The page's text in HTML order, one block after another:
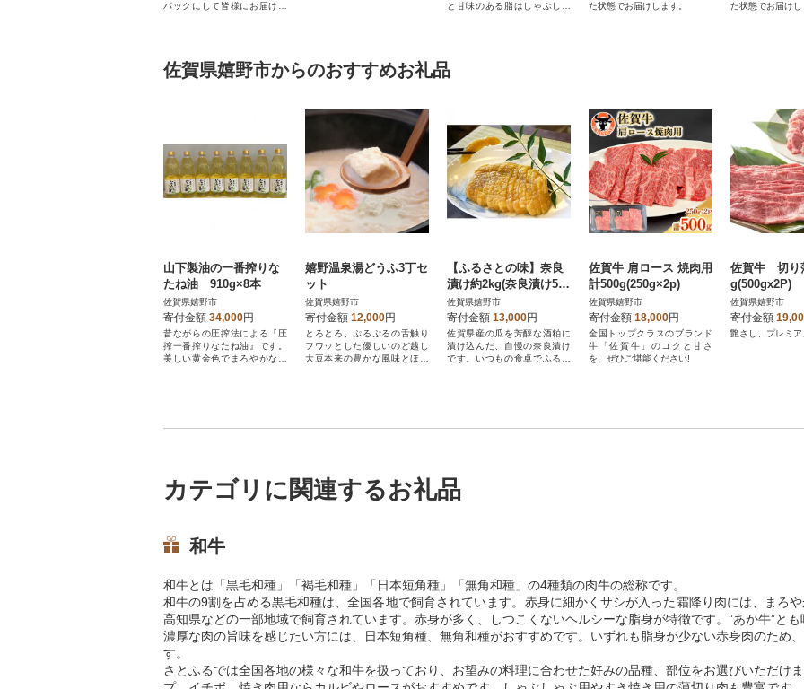
パックにして皆様にお届け致
と甘味のある脂はしゃぶしゃ
た状態でお届けします。
た状態でお届けし
佐賀県嬉野市からのおすすめお礼品
山下製油の一番搾りな
たね油 910g×8本
佐賀県嬉野市
寄付金額 34,000円
昔ながらの圧搾法による『圧
搾一番搾りなたね油』です。
美しい黄金色でまろやかな味
嬉野温泉湯どうふ3丁セ
ット
佐賀県嬉野市
寄付金額 12,000円
とろとろ、ぷるぷるの舌触り
フワッとした優しいのど越し
大豆本来の豊かな風味とほの
【ふるさとの味】奈良
漬け約2kg(奈良漬け550
g・酒粕1,450g)
佐賀県嬉野市
寄付金額 13,000円
佐賀県産の瓜を芳醇な酒粕に
漬け込んだ、自慢の奈良漬け
です。いつもの食卓でふるさ
佐賀牛 肩ロース 焼肉用
計500g(250g×2p)
佐賀県嬉野市
寄付金額 18,000円
全国トップクラスのブランド
牛「佐賀牛」のコクと甘さ
を、ぜひご堪能ください!
佐賀牛 切り
g(500gx2P)
佐賀県嬉野市
寄付金額
艶さし、プレミア
カテゴリに関連するお礼品
和牛
和牛とは「黒毛和種」「褐毛和種」「日本短角種」「無角和種」の4種類の肉牛の総称です。
和牛の9割を占める黒毛和種は、全国各地で飼育されています。赤身に細かくサシが入った霜降り肉には、まろ
高知県などの一部地域で飼育されています。赤身が多く、しつこくないヘルシーな脂身が特徴です。”あか牛”と
濃厚な肉の旨味を感じたい方には、日本短角種、無角和種がおすすめです。いずれも脂身が少ない赤身肉のため
す。
さとふるでは全国各地の様々な和牛を扱っており、お望みの料理に合わせた好みの品種、部位をお選びいただけ